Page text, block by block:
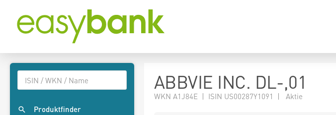
Produktfinder
ABBVIE INC. DL-,01
WKN A1J84E | ISIN US00287Y1091 | Aktie